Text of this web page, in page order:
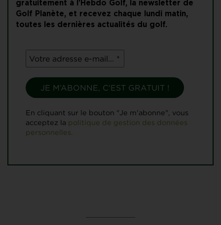
gratuitement à l'Hebdo Golf, la newsletter de
Golf Planète, et recevez chaque lundi matin,
toutes les dernières actualités du golf.
En cliquant sur le bouton "Je m'abonne", vous
acceptez la politique de gestion des données
personnelles.